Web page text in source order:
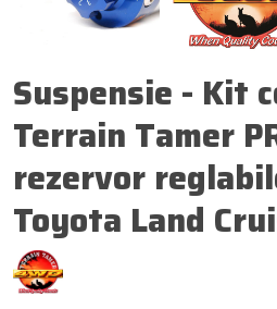
Suspensie - Kit
Terrain Tamer
rezervor
Toyota Land